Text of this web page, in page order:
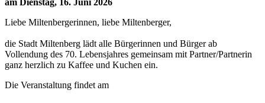
Liebe Miltenbergerinnen, liebe Miltenberger,
die Stadt Miltenberg lädt alle Bürgerinnen und Bürger ab
Vollendung des 70. Lebensjahres gemeinsam mit Partner/Partnerin
ganz herzlich zu Kaffee und Kuchen ein.
Die Veranstaltung findet am